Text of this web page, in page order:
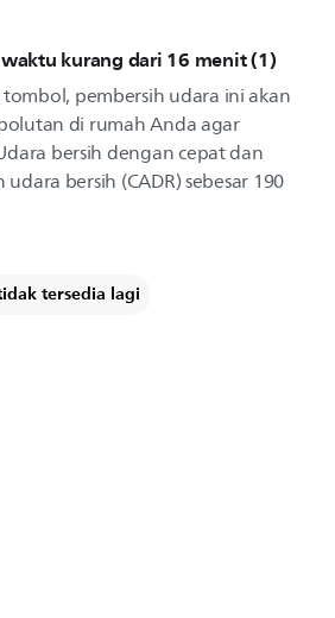
kurang dari 16 menit (1)
pembersih udara ini akan
di rumah Anda agar
bersih dengan cepat dan
bersih (CADR) sebesar 190
tersedia lagi